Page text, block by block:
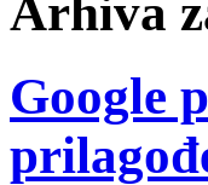
Arhiva
Google